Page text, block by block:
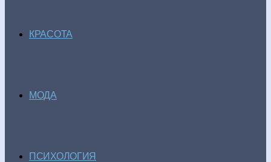
КРАСОТА
МОДА
ПСИХОЛОГИЯ